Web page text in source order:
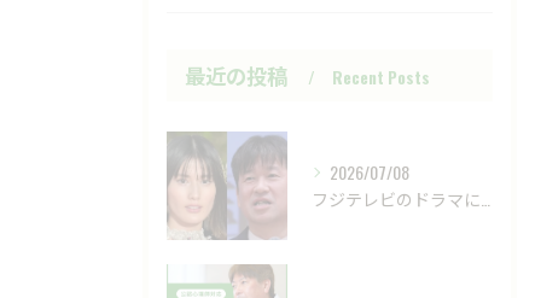
最近の投稿 Recent Posts
2026/07/08